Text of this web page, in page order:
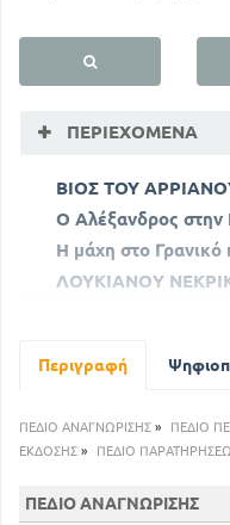
ΠΕΡΙΕΧΌΜΕΝΑ
ΒΙΟΣ ΤΟΥ
Ο Αλέξανδρος στην
Η μάχη στο Γρανικό
ΛΟΥΚΙΑΝΟΥ
ΒΙΟΣ ΤΟΥ
Η μάχη στο Γρανικό
Η Μάχη της Ισσού
ΒΙΟΣ ΤΟΥ
Περιγραφή
ΠΕΔΙΟ ΑΝΑΓΝΩΡΙΣΗΣ » ΠΕΔΙΟ
ΕΚΔΟΣΗΣ » ΠΕΔΙΟ
ΠΕΔΙΟ ΑΝΑΓΝΩΡΙΣΗΣ